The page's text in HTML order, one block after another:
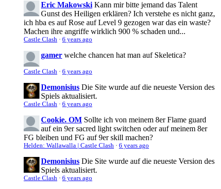
Eric Makowski Kann mir bitte jemand das Talent
Gunst des Heiligen erklären? Ich verstehe es nicht ganz,
ich hba es auf Rose auf Level 9 gezogen war das ein waste?
Machen ihre angriffe wirklich 900 % schaden und...
Castle Clash · 6 years ago
gamer welche chancen hat man auf Skeletica?
Castle Clash · 6 years ago
Demonisius Die Site wurde auf die neueste Version des
Spiels aktualisiert.
Castle Clash · 6 years ago
Cookie. OM Sollte ich von meinem 8er Flame guard
auf ein 9er sacred light switchen oder auf meinem 8er
FG bleiben und FG auf 9er skill machen?
Helden: Wallawalla | Castle Clash · 6 years ago
Demonisius Die Site wurde auf die neueste Version des
Spiels aktualisiert.
Castle Clash · 6 years ago